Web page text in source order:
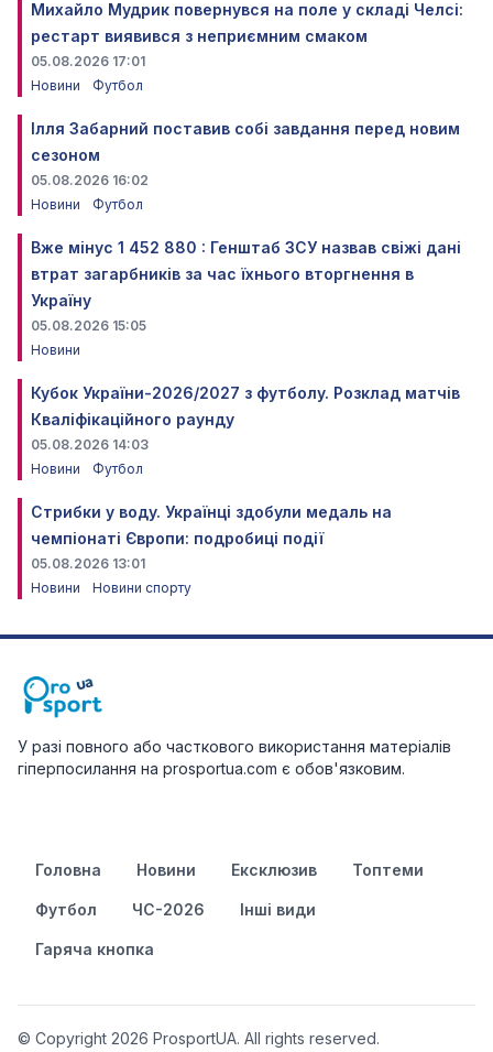
Михайло Мудрик повернувся на поле у складі Челсі:
рестарт виявився з неприємним смаком
05.08.2026 17:01
Новини
Футбол
Ілля Забарний поставив собі завдання перед новим
сезоном
05.08.2026 16:02
Новини
Футбол
Вже мінус 1 452 880 : Генштаб ЗСУ назвав свіжі дані
втрат загарбників за час їхнього вторгнення в
Україну
05.08.2026 15:05
Новини
Кубок України-2026/2027 з футболу. Розклад матчів
Кваліфікаційного раунду
05.08.2026 14:03
Новини
Футбол
Стрибки у воду. Українці здобули медаль на
чемпіонаті Європи: подробиці події
05.08.2026 13:01
Новини
Новини спорту
У разі повного або часткового використання матеріалів
гіперпосилання на prosportua.com є обов'язковим.
Головна Новини Ексклюзив Топтеми
Футбол ЧС-2026 Інші види
Гаряча кнопка
© Copyright 2026 ProsportUA. All rights reserved.